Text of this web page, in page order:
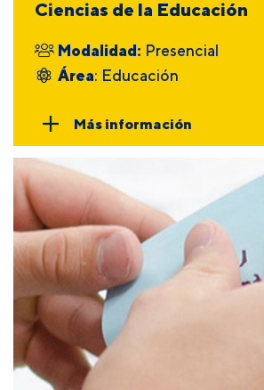
Ciencias de la Educación
Modalidad: Presencial
Área: Educación
Más información